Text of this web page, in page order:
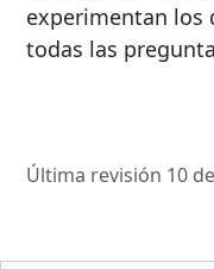
experimentan los
todas las
Última revisión 10